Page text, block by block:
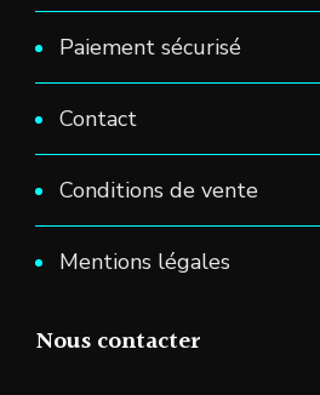
Paiement sécurisé
Contact
Conditions de vente
Mentions légales
Nous contacter